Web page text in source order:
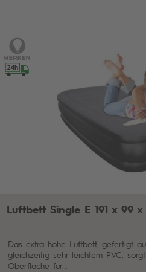
Luftbett Single E 191 x 99 x
Das extra hohe Luftbett, gefertigt
gleichzeitig sehr leichtem PVC,
Oberfläche für...